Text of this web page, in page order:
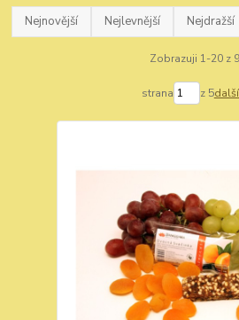
Nejnovější Nejlevnější Nejdražší
Zobrazuji 1-20 z
strana z 5další